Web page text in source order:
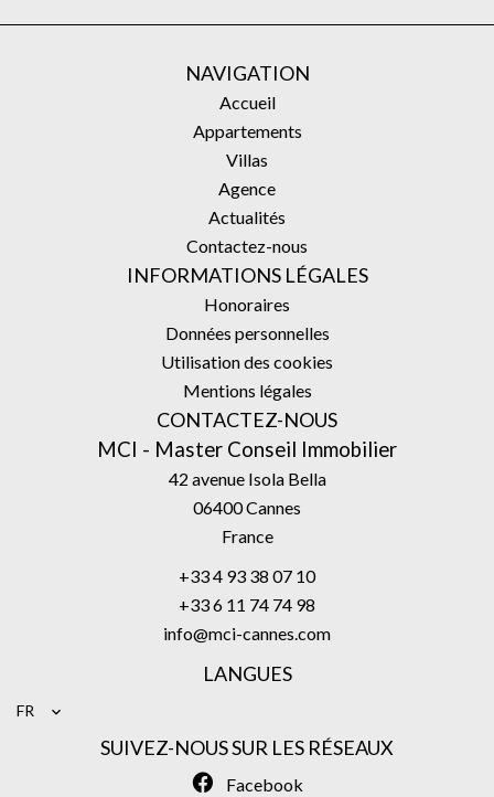
NAVIGATION
Accueil
Appartements
Villas
Agence
Actualités
Contactez-nous
INFORMATIONS LÉGALES
Honoraires
Données personnelles
Utilisation des cookies
Mentions légales
CONTACTEZ-NOUS
MCI - Master Conseil Immobilier
42 avenue Isola Bella
06400Cannes
France
+33 4 93 38 07 10
+33 6 11 74 74 98
info@mci-cannes.com
LANGUES
FR
SUIVEZ-NOUS SUR LES RÉSEAUX
Facebook